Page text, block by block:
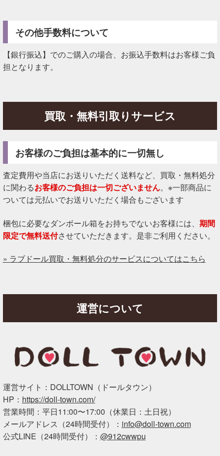
その他手数料について
【銀行振込】でのご購入の場合、お振込手数料はお客様ご負
担となります。
買取・無料引取りサービス
お客様のご負担は基本的に一切無し
査定費用や当店にお送りいただく送料など、買取・無料処分
に関わるお客様のご負担は一切ございません。※一部商品に
ついては元払いでお送りいただく場合もございます
梱包に必要なダンボール箱をお持ちでないお客様には、 期間
限定で無料送付させていただきます。是非ご利用ください。
» ラブドール買取・無料処分のサービスについてはこちら
運営について
運営サイト：DOLLTOWN（ドールタウン）
HP： https://doll-town.com/
営業時間：平日11:00〜17:00（休業日：土日祝）
メールアドレス（24時間受付）： info@doll-town.com
公式LINE（24時間受付）： @912cwwpu